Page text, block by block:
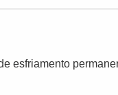
esfriamento